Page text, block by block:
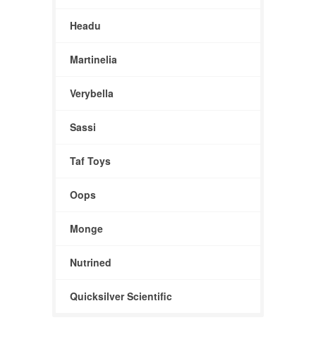
Headu
Martinelia
Verybella
Sassi
Taf Toys
Oops
Monge
Nutrined
Quicksilver Scientific